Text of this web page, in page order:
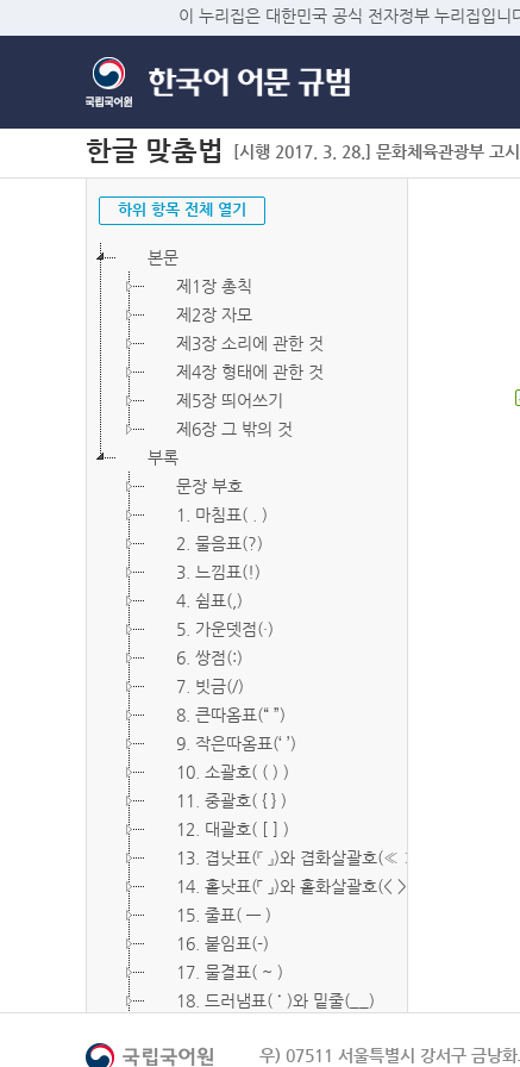
이 누리집은 대한민국 공식 전자정부 누리집입니
한글 맞춤법 [시행 2017. 3. 28.] 문화체육관광부 고
하위 항목 전체 열기
본문
제1장 총칙
제2장 자모
제3장 소리에 관한 것
제4장 형태에 관한 것
제5장 띄어쓰기
제6장 그 밖의 것
부록
문장 부호
1. 마침표( . )
2. 물음표(?)
3. 느낌표(!)
4. 쉼표(,)
5. 가운뎃점(·)
6. 쌍점(:)
7. 빗금(/)
8. 큰따옴표(“ ”)
9. 작은따옴표(‘ ’)
10. 소괄호( ( ) )
11. 중괄호( { } )
12. 대괄호( [ ] )
13. 겹낫표(『 』)와 겹화살괄호(≪ ≫)
14. 홑낫표(「 」)와 홑화살괄호(< >)
15. 줄표( ― )
16. 붙임표(-)
17. 물결표( ~ )
18. 드러냄표( ˙ )와 밑줄(__)
20. 빠짐표( □ )우) 07511 서울특별시 강서구 금낭